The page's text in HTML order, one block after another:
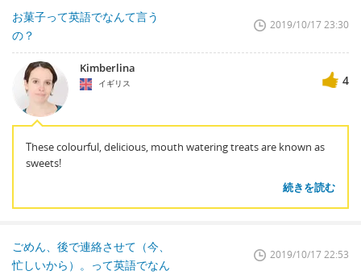
お菓子って英語でなんて言う
の？
2019/10/17 23:30
Kimberlina
イギリス 4
These colourful, delicious, mouth watering treats are known as
sweets!
続きを読む
ごめん、後で連絡させて（今、
忙しいから）。って英語でなん
2019/10/17 22:53